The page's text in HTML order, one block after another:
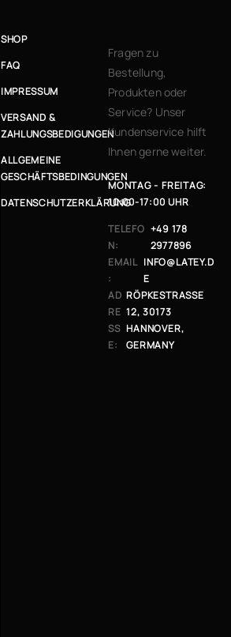
SHOP
FAQ
IMPRESSUM
VERSAND &
ZAHLUNGSBEDIGUNGEN
ALLGEMEINE
GESCHÄFTSBEDINGUNGEN
DATENSCHUTZERKLÄRUNG
Fragen zu
Bestellung,
Produkten oder
Service? Unser
Kundenservice hilft
Ihnen gerne weiter.
MONTAG - FREITAG:
10:00-17:00 UHR
TELEFO
N:
+49 178
2977896
EMAIL
:
INFO@LATEY.D
E
AD
RE
SS
E:
RÖPKESTRASSE 1
2, 30173 H
ANNOVER, G
ERMANY